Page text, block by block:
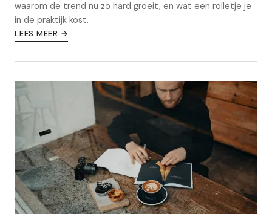
waarom de trend nu zo hard groeit, en wat een rolletje je
in de praktijk kost.
LEES MEER →